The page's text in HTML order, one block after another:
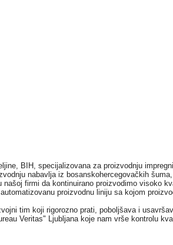
BIH, specijalizovana za proizvodnju
nabavlja iz bosanskohercegovačkih
našoj firmi da kontinuirano proizvodimo visoko
proizvodnu liniju sa kojom
tim koji rigorozno prati, poboljšava i
Veritas" Ljubljana koje nam vrše kontrolu